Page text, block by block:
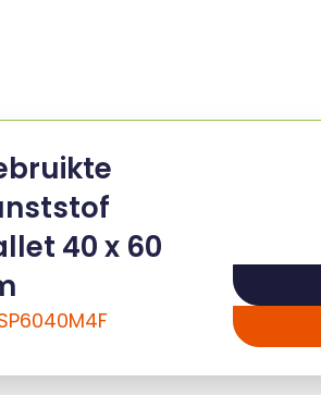
40 x 60